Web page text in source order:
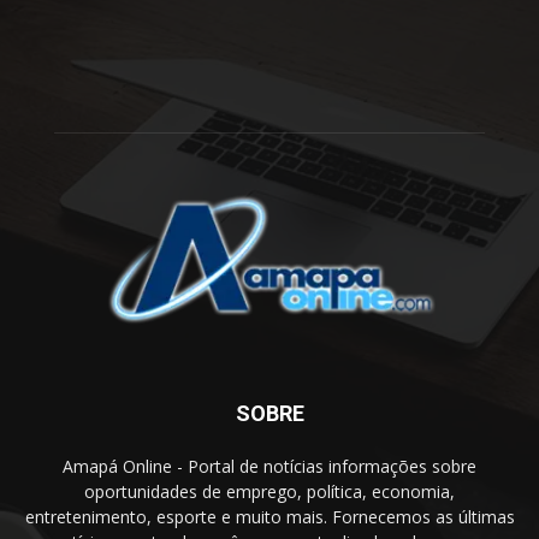
SOBRE
Amapá Online - Portal de notícias informações sobre
oportunidades de emprego, política, economia,
entretenimento, esporte e muito mais. Fornecemos as últimas